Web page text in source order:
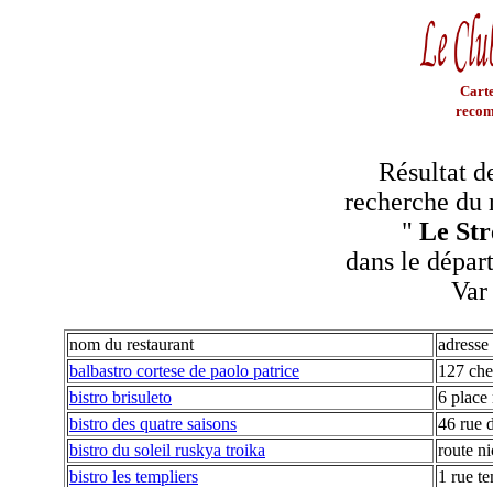
Résultat
recherche du
" Le
dans le
Var
nom du restaurant
adresse
balbastro cortese de paolo patrice
127
bistro brisuleto
6 place
bistro des quatre saisons
46 rue
bistro du soleil ruskya troika
route
bistro les templiers
1 rue